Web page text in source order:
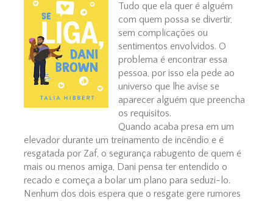
Tudo que ela quer é alguém
com quem possa se divertir,
sem complicações ou
sentimentos envolvidos. O
problema é encontrar essa
pessoa, por isso ela pede ao
universo que lhe avise se
aparecer alguém que preencha
os requisitos.
Quando acaba presa em um
elevador durante um treinamento de incêndio e é
resgatada por Zaf, o segurança rabugento de quem é
mais ou menos amiga, Dani pensa ter entendido o
recado e começa a bolar um plano para seduzi-lo.
Nenhum dos dois espera que o resgate gere rumores